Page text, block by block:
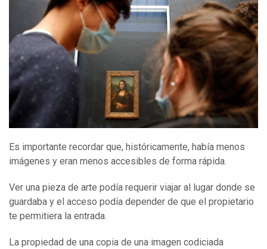
Es importante recordar que, históricamente, había menos
imágenes y eran menos accesibles de forma rápida.
Ver una pieza de arte podía requerir viajar al lugar donde se
guardaba y el acceso podía depender de que el propietario
te permitiera la entrada.
La propiedad de una copia de una imagen codiciada